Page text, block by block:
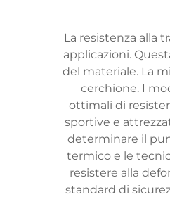
La resistenza alla
applicazioni.
del materiale. La
cerchione. I
ottimali di
sportive e
determinare il
termico e le
resistere alla
standard di